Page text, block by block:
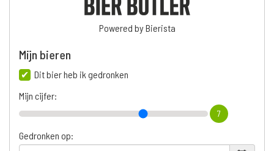
Powered by Bierista
Mijn bieren
Dit bier heb ik gedronken
Mijn cijfer:
7
Gedronken op: